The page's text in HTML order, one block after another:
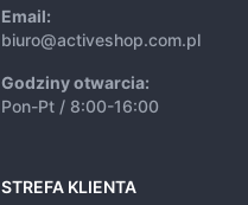
Email:
biuro@activeshop.com.pl
Godziny otwarcia:
Pon-Pt / 8:00-16:00
STREFA KLIENTA